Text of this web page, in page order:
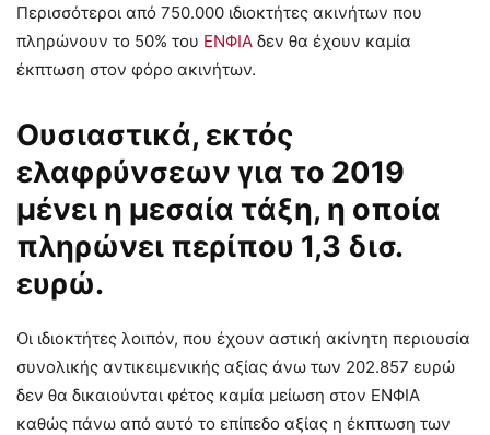
Περισσότεροι από 750.000 ιδιοκτήτες ακινήτων που
πληρώνουν το 50% του ΕΝΦΙΑ δεν θα έχουν καμία
έκπτωση στον φόρο ακινήτων.
Ουσιαστικά, εκτός
ελαφρύνσεων για το 2019
μένει η μεσαία τάξη, η οποία
πληρώνει περίπου 1,3 δισ.
ευρώ.
Οι ιδιοκτήτες λοιπόν, που έχουν αστική ακίνητη περιουσία
συνολικής αντικειμενικής αξίας άνω των 202.857 ευρώ
δεν θα δικαιούνται φέτος καμία μείωση στον ΕΝΦΙΑ
καθώς πάνω από αυτό το επίπεδο αξίας η έκπτωση των